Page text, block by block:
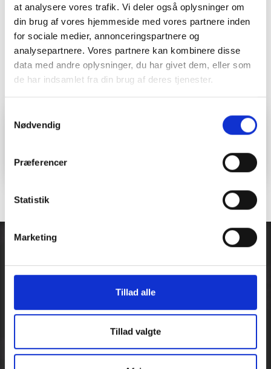
at analysere vores trafik. Vi deler også oplysninger om
din brug af vores hjemmeside med vores partnere inden
for sociale medier, annonceringspartnere og
analysepartnere. Vores partnere kan kombinere disse
data med andre oplysninger, du har givet dem, eller som
de har indsamlet fra din brug af deres tjenester.
Nødvendig
Præferencer
Statistik
Marketing
Tillad alle
Tillad valgte
Negleklip
Jeg klipper som udgangspunkt hundens negle når den er hos
mig til klip/trim/vask
Men ellers klipper jeg også negle for 50 kr. ring til mig for at
Ring og bestil en tid til din
CVR: 38849441
K F Ulrichsvej 17, 3300 Frederiksværk
Parkering i indkørslen
Tlf.:28 94 09 41
Jeg har 6 års erfaring som hundefrisør.
​Jeg går op i atdinhundfår den bedste mulige oplevelse tilpasset